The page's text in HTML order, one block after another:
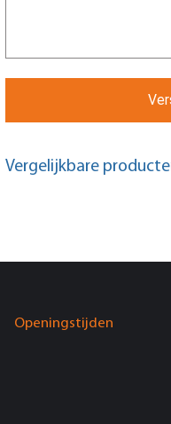
Vergelijkbare
Openingstijden